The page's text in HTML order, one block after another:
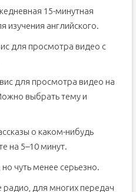
15-минутная
английского.
для просмотра видео с
для просмотра видео на
выбрать тему и
о каком-нибудь
на 5–10 минут.
чуть менее серьезно.
для многих передач